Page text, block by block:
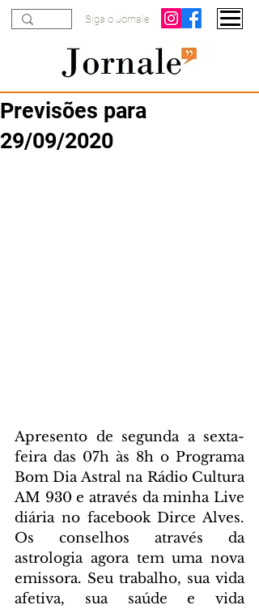
Siga o Jornale
Previsões para
29/09/2020
Apresento de segunda a sexta-
feira das 07h às 8h o Programa
Bom Dia Astral na Rádio Cultura
AM 930 e através da minha Live
diária no facebook Dirce Alves.
Os conselhos através da
astrologia agora tem uma nova
emissora. Seu trabalho, sua vida
afetiva, sua saúde e vida